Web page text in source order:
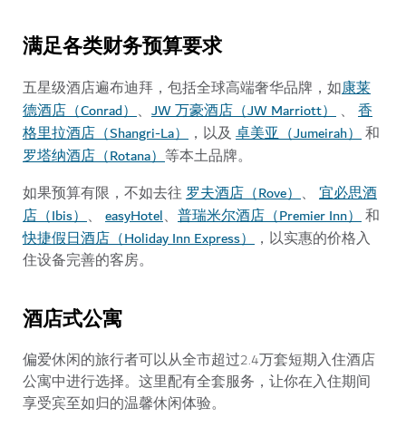
满足各类财务预算要求
五星级酒店遍布迪拜，包括全球高端奢华品牌，如康莱
德酒店（Conrad）、 JW 万豪酒店（JW Marriott） 、 香
格里拉酒店（Shangri-La） ，以及 卓美亚（Jumeirah）和
罗塔纳酒店（Rotana）等本土品牌。
如果预算有限，不如去往罗夫酒店（Rove）、 宜必思酒
店（Ibis）、 easyHotel、 普瑞米尔酒店（Premier Inn）和
快捷假日酒店（Holiday Inn Express） ，以实惠的价格入
住设备完善的客房。
酒店式公寓
偏爱休闲的旅行者可以从全市超过2.4万套短期入住酒店
公寓中进行选择。这里配有全套服务，让你在入住期间
享受宾至如归的温馨休闲体验。